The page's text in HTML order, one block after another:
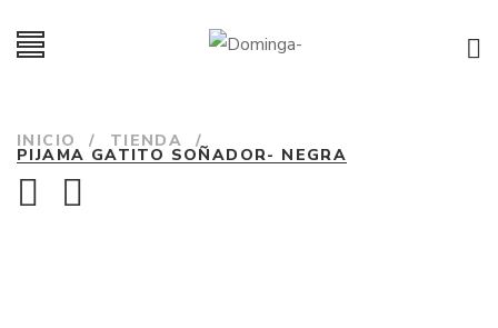
INICIO / TIENDA /
PIJAMA GATITO SOÑADOR- NEGRA